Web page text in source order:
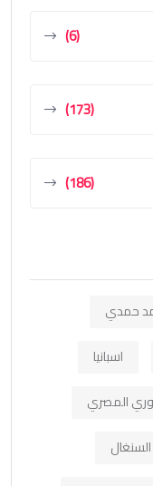
(6)
(173)
(186)
حمدي
اسبانيا
المصري
السنغال